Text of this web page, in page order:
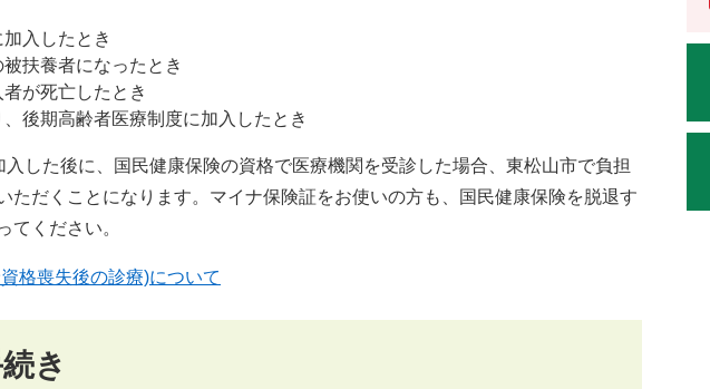
入したとき
扶養者になったとき
が死亡したとき
後期高齢者医療制度に加入したとき
入した後に、国民健康保険の資格で医療機関を受診した場合、東松山市で負担
ただくことになります。マイナ保険証をお使いの方も、国民健康保険を脱退す
てください。
格喪失後の診療)について
き